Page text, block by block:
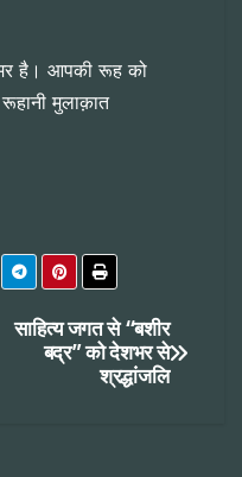
है। आपकी रूह को
मुलाक़ात
साहित्य जगत से “बशीर
बद्र” को देशभर से
श्रद्धांजलि